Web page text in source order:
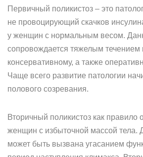
Первичный поликистоз – это
не провоцирующий скачков
у женщин с нормальным весом.
сопровождается тяжелым течением
консервативному, а также
Чаще всего развитие патологии
полового созревания.
Вторичный поликистоз как правило
женщин с избыточной массой тела.
может быть вызвана угасанием